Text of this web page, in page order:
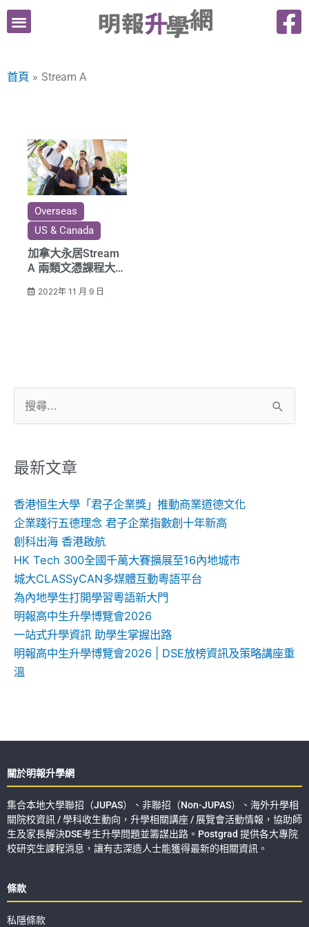
跳
內首頁 Stream A
Overseas
US & Canada
加拿大永居Stream
A 兩類文憑課程大不
2022年 11 月 9 日
尋
鍵
最新文章
香港恒生大學「君子企業獎」推動商業道德文化
企業踐行五德理念 君子企業指數創十年新高
創科出海 香港啟航
HK Tech 300全國千萬大賽擴展至16內地城市
城大CLASSyCAN多媒體互動粵語平台
為內地學生打開學習粵語新大門
明報高中生升學博覽會2026
一站式升學資訊 助學生掌握出路
明報高中生升學博覽會2026 | DSE放榜資訊及策略講座重
溫
關於明報升學網
集合本地大學聯招（JUPAS）、非聯招（Non-JUPAS）、海外升學相
關院校資訊 / 學科收生動向，升學相關講座 / 展覽會活動情報，協助師
生及家長解決DSE考生升學問題並籌謀出路。Postgrad 提供各大專院
校研究生課程消息，讓有志深造人士能獲得最新的相關資訊。
條款
私隱條款